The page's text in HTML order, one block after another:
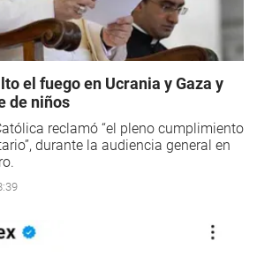
el fuego en Ucrania y Gaza y
de niños
reclamó “el pleno cumplimiento
durante la audiencia general en